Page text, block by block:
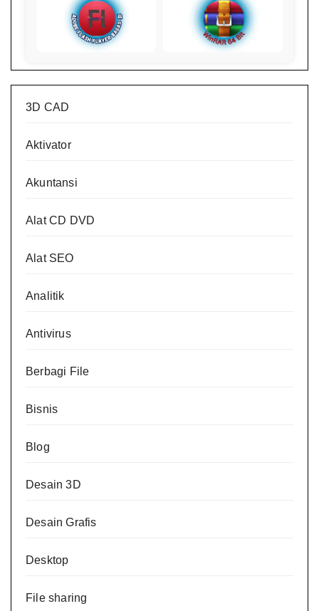
3D CAD
Aktivator
Akuntansi
Alat CD DVD
Alat SEO
Analitik
Antivirus
Berbagi File
Bisnis
Blog
Desain 3D
Desain Grafis
Desktop
File sharing